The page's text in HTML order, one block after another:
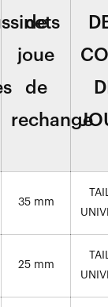
de
joue
de
rechange
35 mm
25 mm